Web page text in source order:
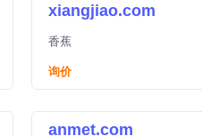
xiangjiao.com
香蕉
询价
anmet.com